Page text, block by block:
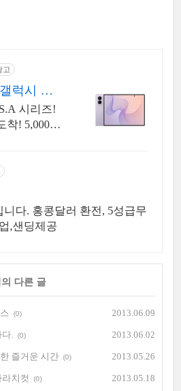
고
럭시 특
시리즈!
착! 5,000m
다. 홍콩달러 환전, 5성급무
,샌딩제공
다른 글
(0) 2013.06.09
. (0) 2013.06.02
즐거운 시간 (0) 2013.05.26
치컷 (0) 2013.05.18